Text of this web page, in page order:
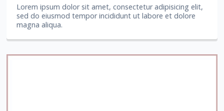
Lorem ipsum dolor sit amet, consectetur adipisicing elit,
sed do eiusmod tempor incididunt ut labore et dolore
magna aliqua.